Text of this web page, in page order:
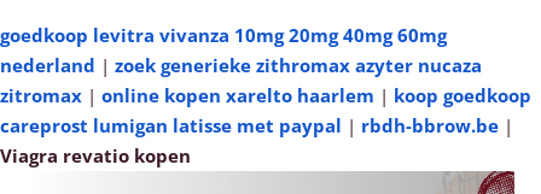
goedkoop levitra vivanza 10mg 20mg 40mg 60mg
nederland | zoek generieke zithromax azyter nucaza
zitromax | online kopen xarelto haarlem | koop goedkoop
careprost lumigan latisse met paypal | rbdh-bbrow.be |
Viagra revatio kopen